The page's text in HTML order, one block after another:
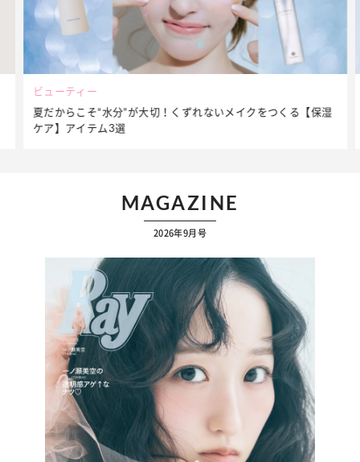
ビューティー
夏だからこそ“水分”が大切！くずれないメイクをつくる【保湿
ケア】アイテム3選
MAGAZINE
2026年9月号